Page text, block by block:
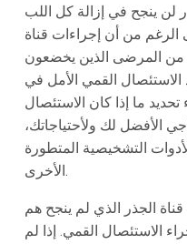
لن ينجح في إزالة كل اللب
من أن إجراءات قناة
من المرضى الذين يخضعون
الاستئصال القمي الأمل في
تحديد ما إذا كان الاستئصال
الأفضل لك ولأحتياجاتك،
التشخيصية المتطورة
الأخرى.
الجذر الذي لم ينجح هم
الاستئصال القمي. إذا لم